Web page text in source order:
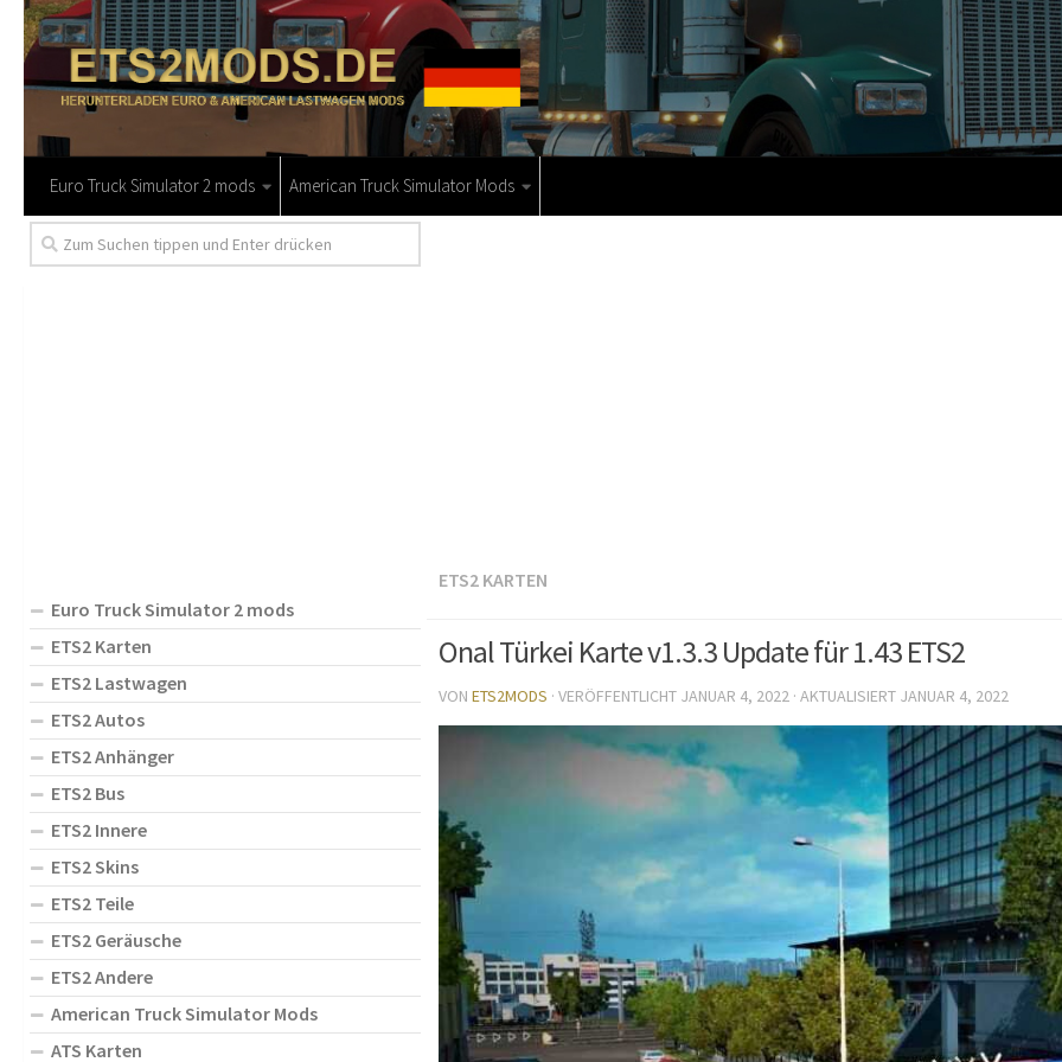
Euro Truck Simulator 2 mods American Truck Simulator Mods
ETS2 KARTEN
Onal Türkei Karte v1.3.3 Update für 1.43 ETS2
VON ETS2MODS · VERÖFFENTLICHT JANUAR 4, 2022 · AKTUALISIERT JANUAR 4, 2022
Euro Truck Simulator 2 mods
ETS2 Karten
ETS2 Lastwagen
ETS2 Autos
ETS2 Anhänger
ETS2 Bus
ETS2 Innere
ETS2 Skins
ETS2 Teile
ETS2 Geräusche
ETS2 Andere
American Truck Simulator Mods
ATS Karten